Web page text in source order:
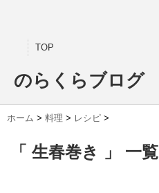
TOP
のらくらブログ
ホーム > 料理 > レシピ >
「 生春巻き 」 一覧